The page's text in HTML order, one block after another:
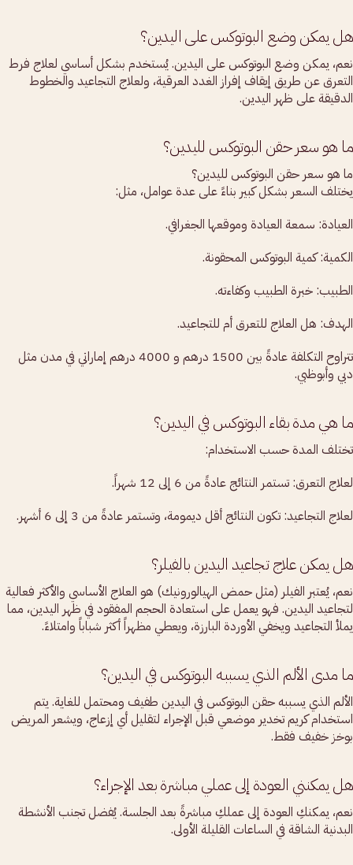
هل يمكن وضع البوتوكس على اليدين؟
نعم، يمكن وضع البوتوكس على اليدين. يُستخدم بشكل أساسي لعلاج فرط
التعرق عن طريق إيقاف إفراز الغدد العرقية، ولعلاج التجاعيد والخطوط
الدقيقة على ظهر اليدين.
ما هو سعر حقن البوتوكس لليدين؟
ما هو سعر حقن البوتوكس لليدين؟
يختلف السعر بشكل كبير بناءً على عدة عوامل، مثل:
العيادة: سمعة العيادة وموقعها الجغرافي.
الكمية: كمية البوتوكس المحقونة.
الطبيب: خبرة الطبيب وكفاءته.
الهدف: هل العلاج للتعرق أم للتجاعيد.
تتراوح التكلفة عادةً بين 1500 درهم و 4000 درهم إماراتي في مدن مثل
دبي وأبوظبي.
ما هي مدة بقاء البوتوكس في اليدين؟
تختلف المدة حسب الاستخدام:
لعلاج التعرق: تستمر النتائج عادةً من 6 إلى 12 شهراً.
لعلاج التجاعيد: تكون النتائج أقل ديمومة، وتستمر عادةً من 3 إلى 6 أشهر.
هل يمكن علاج تجاعيد اليدين بالفيلر؟
نعم، يُعتبر الفيلر (مثل حمض الهيالورونيك) هو العلاج الأساسي والأكثر فعالية
لتجاعيد اليدين. فهو يعمل على استعادة الحجم المفقود في ظهر اليدين، مما
يملأ التجاعيد ويخفي الأوردة البارزة، ويعطي مظهراً أكثر شباباً وامتلاءً.
ما مدى الألم الذي يسببه البوتوكس في اليدين؟
الألم الذي يسببه حقن البوتوكس في اليدين طفيف ومحتمل للغاية. يتم
استخدام كريم تخدير موضعي قبل الإجراء لتقليل أي إزعاج، ويشعر المريض
بوخز خفيف فقط.
هل يمكنني العودة إلى عملي مباشرة بعد الإجراء؟
نعم، يمكنكِ العودة إلى عملكِ مباشرةً بعد الجلسة. يُفضل تجنب الأنشطة
البدنية الشاقة في الساعات القليلة الأولى.